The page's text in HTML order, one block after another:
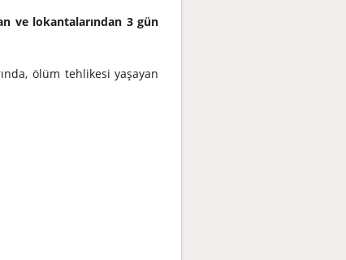
ve lokantalarından 3 gün
ölüm tehlikesi yaşayan